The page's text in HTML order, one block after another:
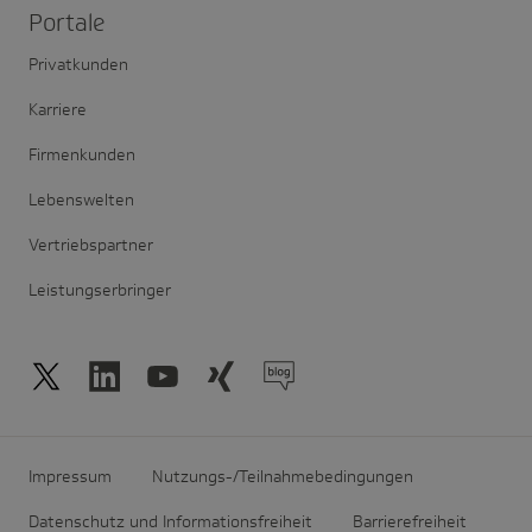
Portale
Privatkunden
Karriere
Firmenkunden
Lebenswelten
Vertriebspartner
Leistungserbringer
Impressum Nutzungs-/Teilnahmebedingungen
Datenschutz und Informationsfreiheit Barrierefreiheit